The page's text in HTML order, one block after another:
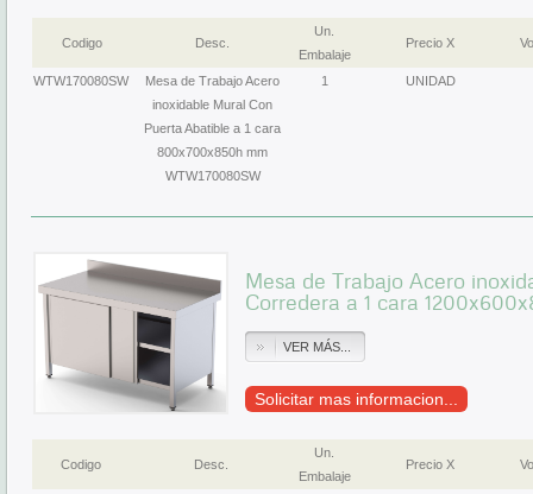
Codigo Desc.
Un.
Embalaje
Precio X
WTW170080SW
Mesa de Trabajo Acero
inoxidable Mural Con
Puerta Abatible a 1 cara
800x700x850h mm
WTW170080SW
1 UNIDAD
Mesa de Trabajo Acero
Corredera a 1 cara
VER MÁS...
Solicitar mas informacion...
Codigo Desc.
Un.
Embalaje
Precio X